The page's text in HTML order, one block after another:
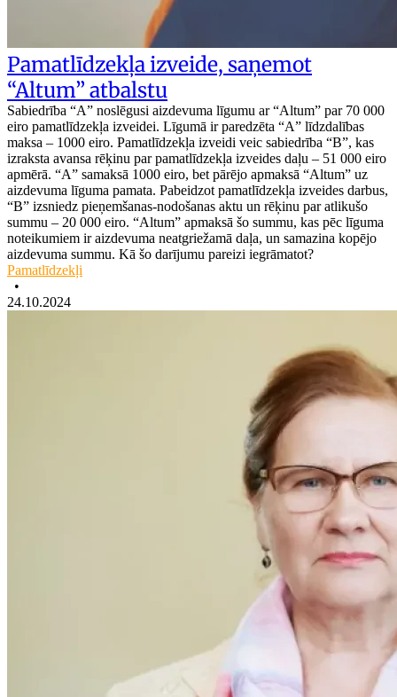
Pamatlīdzekļa izveide, saņemot
“Altum” atbalstu
Sabiedrība “A” noslēgusi aizdevuma līgumu ar “Altum” par 70 000
eiro pamatlīdzekļa izveidei. Līgumā ir paredzēta “A” līdzdalības
maksa – 1000 eiro. Pamatlīdzekļa izveidi veic sabiedrība “B”, kas
izraksta avansa rēķinu par pamatlīdzekļa izveides daļu – 51 000 eiro
apmērā. “A” samaksā 1000 eiro, bet pārējo apmaksā “Altum” uz
aizdevuma līguma pamata. Pabeidzot pamatlīdzekļa izveides darbus,
“B” izsniedz pieņemšanas-nodošanas aktu un rēķinu par atlikušo
summu – 20 000 eiro. “Altum” apmaksā šo summu, kas pēc līguma
noteikumiem ir aizdevuma neatgriežamā daļa, un samazina kopējo
aizdevuma summu. Kā šo darījumu pareizi iegrāmatot?
Pamatlīdzekļi
•
24.10.2024